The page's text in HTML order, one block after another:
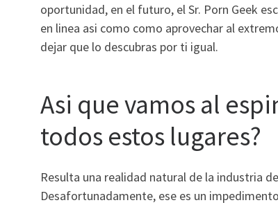
oportunidad, en el futuro, el Sr. Porn Geek
en linea asi­ como como aprovechar al
dejar que lo descubras por ti igual.
Asi que vamos al
todos estos lugares?
Resulta una realidad natural de la industria
Desafortunadamente, ese es un